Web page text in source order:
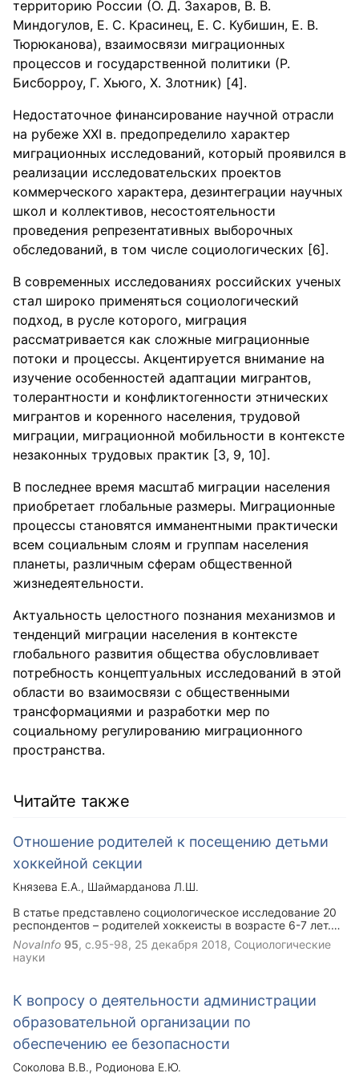
территорию России (О. Д. Захаров, В. В.
Миндогулов, Е. С. Красинец, Е. С. Кубишин, Е. В.
Тюрюканова), взаимосвязи миграционных
процессов и государственной политики (Р.
Бисборроу, Г. Хьюго, Х. Злотник) [4].
Недостаточное финансирование научной отрасли
на рубеже XXI в. предопределило характер
миграционных исследований, который проявился в
реализации исследовательских проектов
коммерческого характера, дезинтеграции научных
школ и коллективов, несостоятельности
проведения репрезентативных выборочных
обследований, в том числе социологических [6].
В современных исследованиях российских ученых
стал широко применяться социологический
подход, в русле которого, миграция
рассматривается как сложные миграционные
потоки и процессы. Акцентируется внимание на
изучение особенностей адаптации мигрантов,
толерантности и конфликтогенности этнических
мигрантов и коренного населения, трудовой
миграции, миграционной мобильности в контексте
незаконных трудовых практик [3, 9, 10].
В последнее время масштаб миграции населения
приобретает глобальные размеры. Миграционные
процессы становятся имманентными практически
всем социальным слоям и группам населения
планеты, различным сферам общественной
жизнедеятельности.
Актуальность целостного познания механизмов и
тенденций миграции населения в контексте
глобального развития общества обусловливает
потребность концептуальных исследований в этой
области во взаимосвязи с общественными
трансформациями и разработки мер по
социальному регулированию миграционного
пространства.
Читайте также
Отношение родителей к посещению детьми
хоккейной секции
Князева Е.А.
Шаймарданова Л.Ш.
В статье представлено социологическое исследование 20
респондентов – родителей хоккеисты в возрасте 6-7 лет.
Опрос включал различные темы, связанные с физическим
обучением, оценка тренерской работы, а также личные
вопросы. Результаты социологические исследования
NovaInfo 95, с.95-98, 25 декабря 2018, Социологические
науки
К вопросу о деятельности администрации
образовательной организации по
обеспечению ее безопасности
Соколова В.В.
Родионова Е.Ю.